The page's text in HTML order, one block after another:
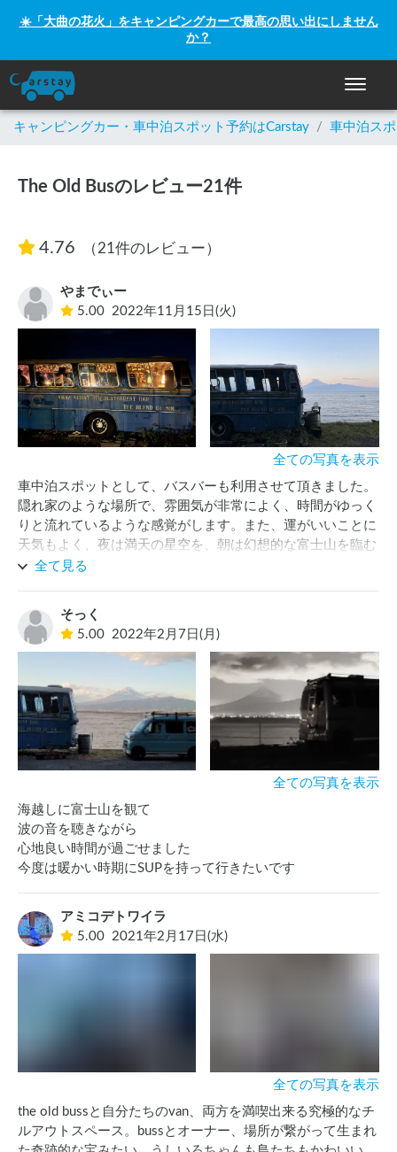
☀️「大曲の花火」をキャンピングカーで最高の思い出にしません
か？
ナビゲ
キャンピングカー・車中泊スポット予約はCarstay / 車中泊ス
The Old Busのレビュー21件
4.76 （21件のレビュー）
やまでぃー
5.00 2022年11月15日(火)
全ての写真を表示
車中泊スポットとして、バスバーも利用させて頂きました。
隠れ家のような場所で、雰囲気が非常によく、時間がゆっく
りと流れているような感覚がします。また、運がいいことに
天気もよく、夜は満天の星空を、朝は幻想的な富士山を臨む
ことができました。是非また伺いたいスポットです。ホスト
全て見る
そっく
5.00 2022年2月7日(月)
全ての写真を表示
海越しに富士山を観て
波の音を聴きながら
心地良い時間が過ごせました
今度は暖かい時期にSUPを持って行きたいです
アミコデトワイラ
5.00 2021年2月17日(水)
全ての写真を表示
the old bussと自分たちのvan、両方を満喫出来る究極的なチ
ルアウトスペース。bussとオーナー、場所が繋がって生まれ